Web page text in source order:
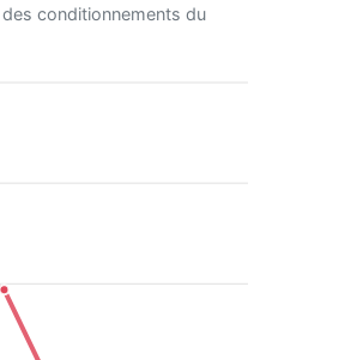
conditionnements du